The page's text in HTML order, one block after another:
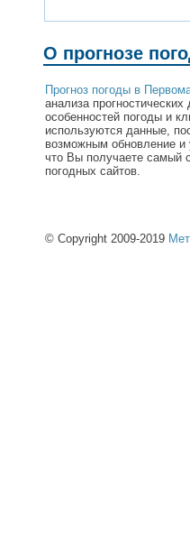
О прогнозе
Прогноз погоды в
анализа
особенностей погоды и
используются данные,
возможным обновление и
что Вы получаете самый
погодных сайтов.
© Copyright 2009-2019